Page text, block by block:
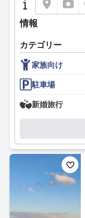
情報
カテゴリー
家族向け
駐車場
新婚旅行